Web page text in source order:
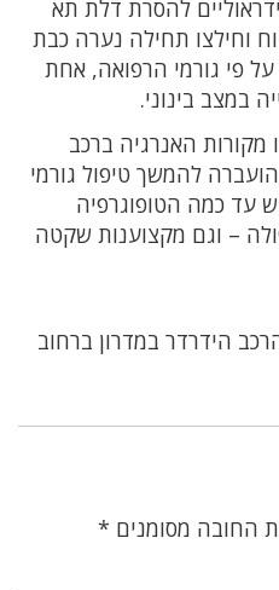
להסרת דלת תא
וחילצו תחילה נערה כבת
ולאחריה אישה כבת 70. על פי גורמי הרפואה, אחת
במצב בינוני.
מקורות האנרגיה ברכב
להמשך טיפול גורמי
עד כמה הטופוגרפיה
– וגם מקצוענות שקטה
הידרדר במדרון ברחוב
החובה מסומנים *